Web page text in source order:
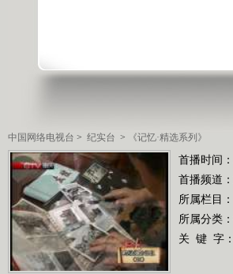
中国网络电视台 > 纪实台 > 《记忆·精选系列》
首播时间
首播频道：
所属栏目：
所属分类
关 键 字：